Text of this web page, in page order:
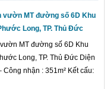
vườn MT đường số 6D Khu
Long, TP. Thủ Đức
MT đường số 6D Khu
Long, TP. Thủ Đức Diện
Công nhận : 351m² Kết cấu: